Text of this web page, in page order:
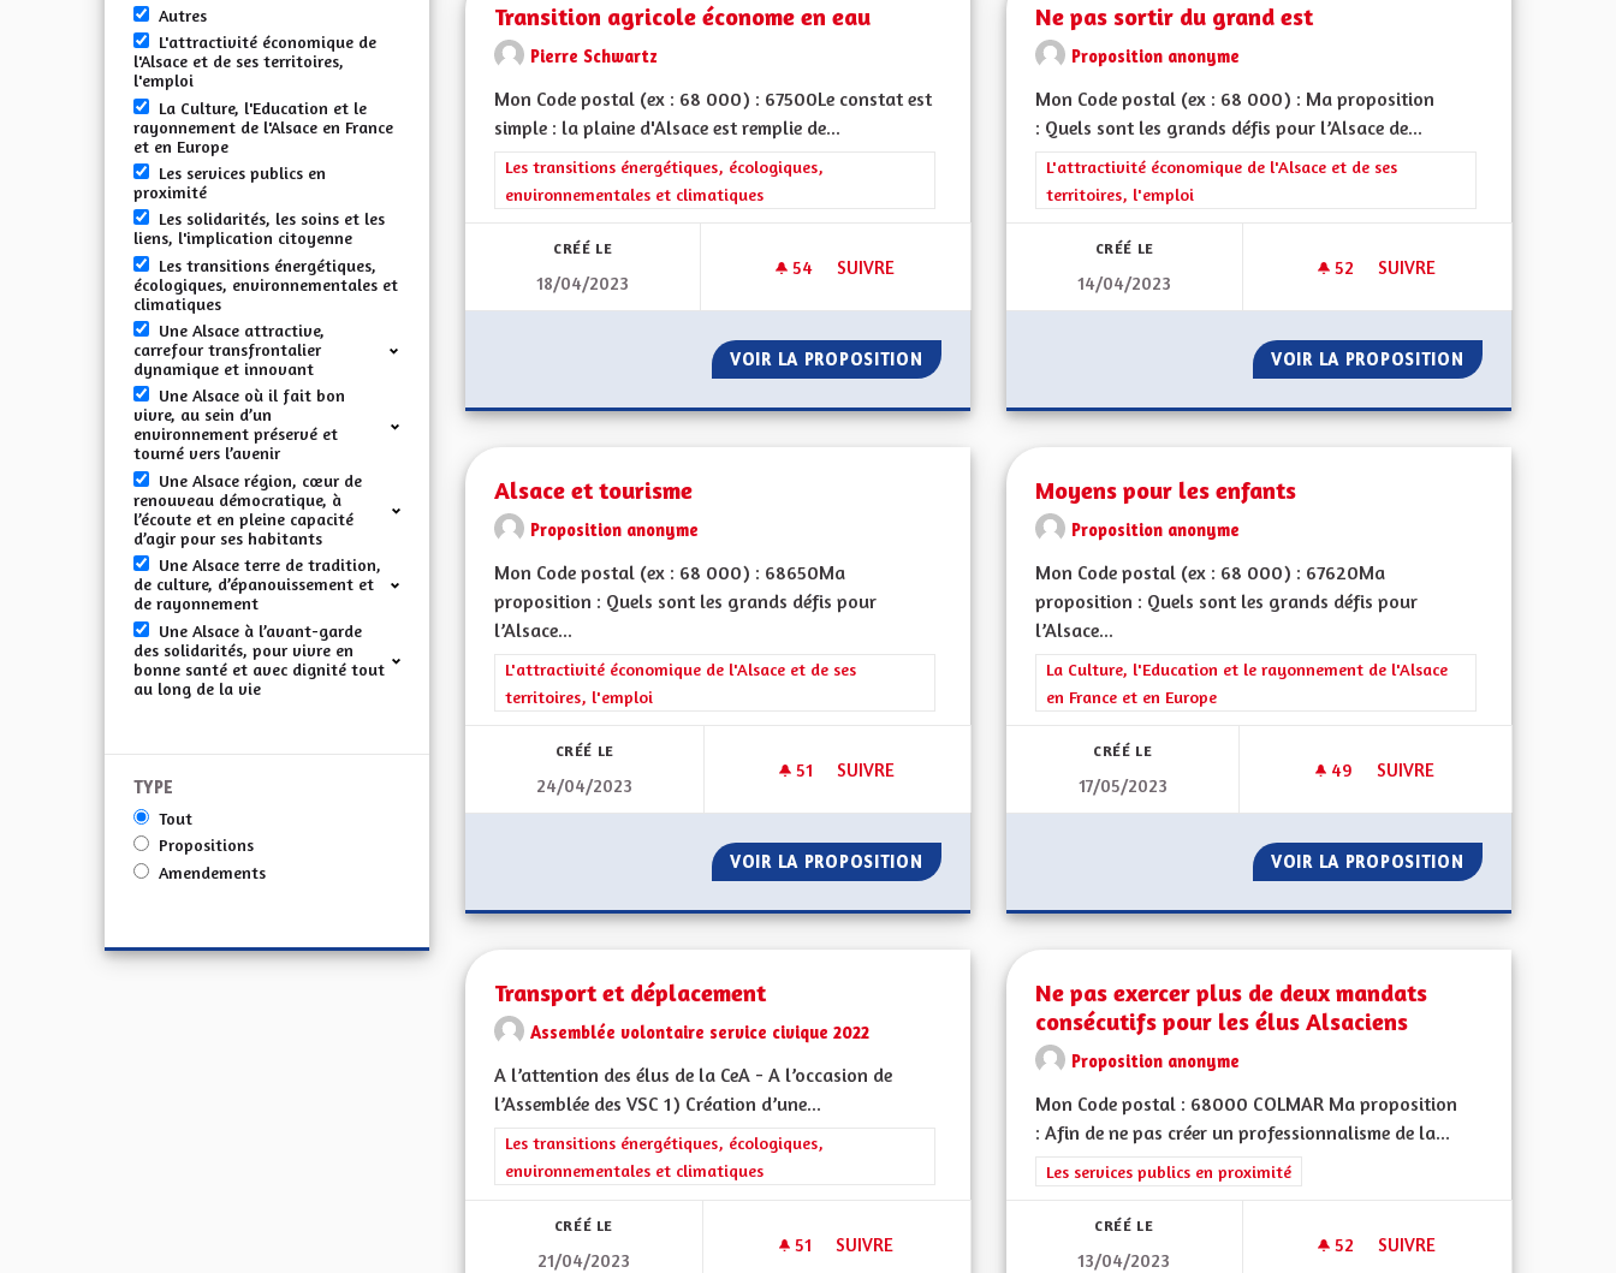
Autres
L'attractivité économique de
l'Alsace et de ses territoires,
l'emploi
La Culture, l'Education et le
rayonnement de l'Alsace en France
et en Europe
Les services publics en
proximité
Les solidarités, les soins et les
liens, l'implication citoyenne
Les transitions énergétiques,
écologiques, environnementales et
climatiques
Une Alsace attractive,
carrefour transfrontalier
dynamique et innovant
Une Alsace où il fait bon
vivre, au sein d’un
environnement préservé et
tourné vers l’avenir
Une Alsace région, cœur de
renouveau démocratique, à
l’écoute et en pleine capacité
d’agir pour ses habitants
Une Alsace terre de tradition,
de culture, d’épanouissement et
de rayonnement
Une Alsace à l’avant-garde
des solidarités, pour vivre en
bonne santé et avec dignité tout
au long de la vie
TYPE
Tout
Propositions
Amendements
Transition agricole économe en eau
Pierre Schwartz
Mon Code postal (ex : 68 000) : 67500Le constat est
simple : la plaine d'Alsace est remplie de...
Filtrer les résultats de la catégorie : Les transitions énergétiques, écologiques, environnementales et climatiques
Les transitions énergétiques, écologiques,
environnementales et climatiques
CRÉÉ LE
18/04/2023
54 54 ABONNÉS
SUIVRE
TRANSITION AGRICOLE ÉCONOME EN EAU
VOIR LA PROPOSITION TRANSITION AGRICOLE ÉCONOME EN EAU
Ne pas sortir du grand est
Proposition anonyme
Mon Code postal (ex : 68 000) : Ma proposition
: Quels sont les grands défis pour l’Alsace de...
Filtrer les résultats de la catégorie : L'attractivité économique de l'Alsace
L'attractivité économique de l'Alsace et de ses
territoires, l'emploi
CRÉÉ LE
14/04/2023
52 52 ABONNÉS
SUIVRE
VOIR LA PROPOSITION NE PAS SORTIR
Alsace et tourisme
Proposition anonyme
Mon Code postal (ex : 68 000) : 68650Ma
proposition : Quels sont les grands défis pour
l’Alsace...
Filtrer les résultats de la catégorie : L'attractivité économique de l'Alsace et de ses territoires, l'emploi
L'attractivité économique de l'Alsace et de ses
territoires, l'emploi
CRÉÉ LE
24/04/2023
51 51 ABONNÉS
SUIVRE
VOIR LA PROPOSITION ALSACE ET TOURISME
Moyens pour les enfants
Proposition anonyme
Mon Code postal (ex : 68 000) : 67620Ma
proposition : Quels sont les grands défis pour
l’Alsace...
Filtrer les résultats de la catégorie : La Culture, l'Education et le
La Culture, l'Education et le rayonnement de l'Alsace
en France et en Europe
CRÉÉ LE
17/05/2023
49 49 ABONNÉS
SUIVRE
VOIR LA PROPOSITION MOYENS POUR
Transport et déplacement
Assemblée volontaire service civique 2022
A l’attention des élus de la CeA - A l’occasion de
l’Assemblée des VSC 1) Création d’une...
Filtrer les résultats de la catégorie : Les transitions énergétiques, écologiques, environnementales et climatiques
Les transitions énergétiques, écologiques,
environnementales et climatiques
CRÉÉ LE
21/04/2023
51 51 ABONNÉS
SUIVRE
Ne pas exercer plus de deux mandats
consécutifs pour les élus Alsaciens
Proposition anonyme
Mon Code postal : 68000 COLMAR Ma proposition
: Afin de ne pas créer un professionnalisme de la...
Filtrer les résultats de la catégorie : Les services publics en proximité
Les services publics en proximité
CRÉÉ LE
13/04/2023
52 52 ABONNÉS
SUIVRE